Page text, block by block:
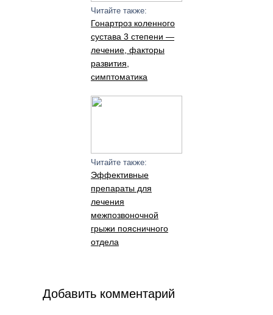
Читайте также:
Гонартроз коленного
сустава 3 степени —
лечение, факторы
развития,
симптоматика
Читайте также:
Эффективные
препараты для
лечения
межпозвоночной
грыжи поясничного
отдела
Добавить комментарий